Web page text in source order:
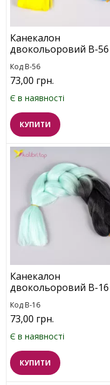
Канекалон
двокольоровий В-56
Код B-56
73,00 грн.
Є в наявності
КУПИТИ
Канекалон
двокольоровий B-16
Код B-16
73,00 грн.
Є в наявності
КУПИТИ